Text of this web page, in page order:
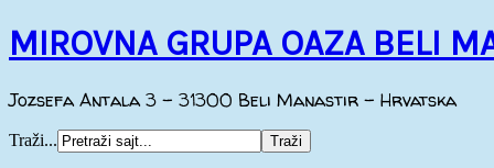
MIROVNA GRUPA OAZA BELI
Jozsefa Antala 3 - 31300 Beli Manastir - Hrvatska
Traži...